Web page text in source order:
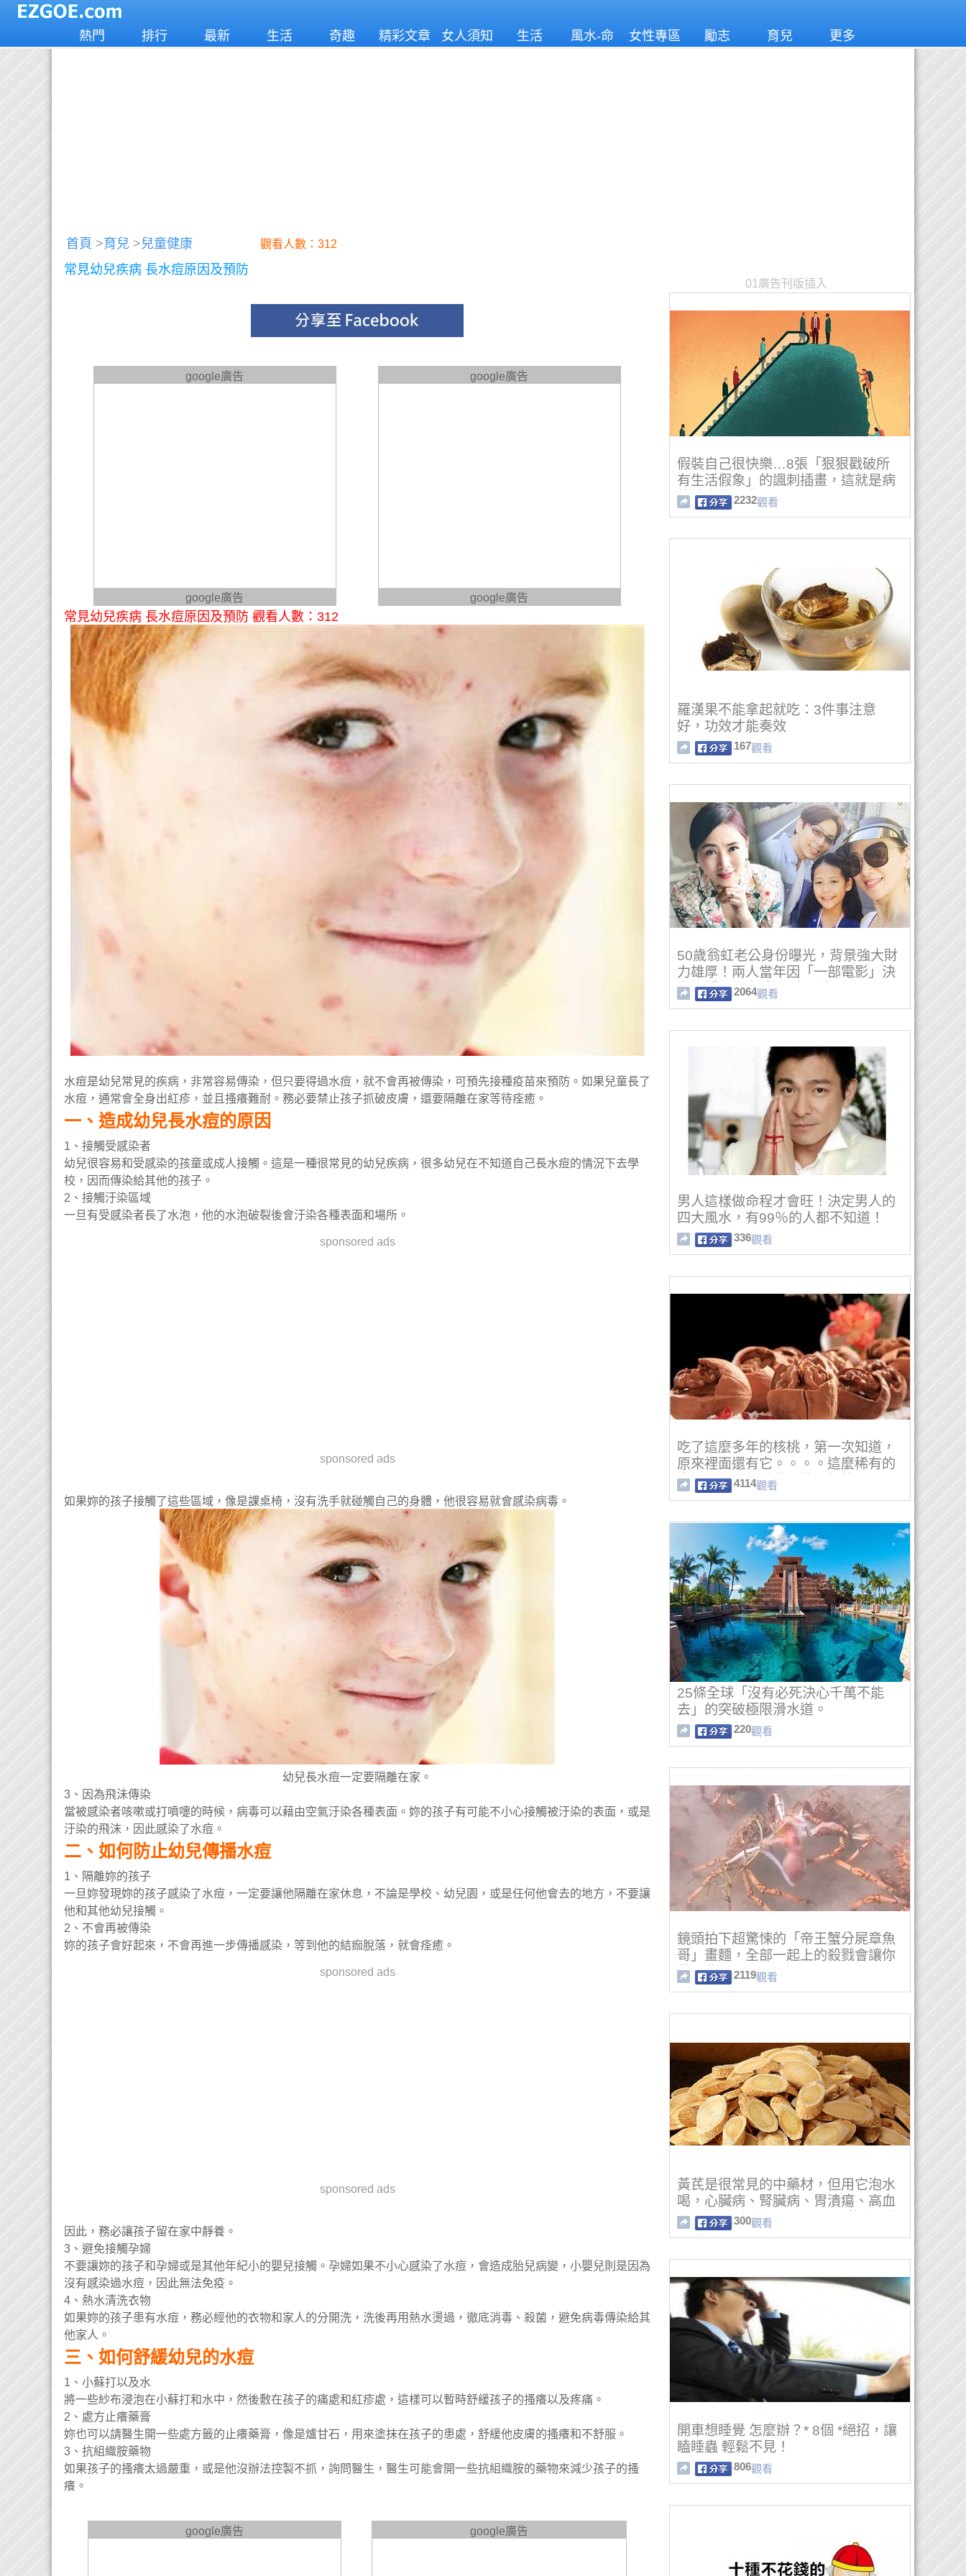
熱門 排行 最新 生活 奇趣 精彩文章 女人須知 生活
風水-命
女性專區 勵志 育兒 更多
首頁 >育兒 >兒童健康 觀看人數：312
常見幼兒疾病 長水痘原因及預防
google廣告
google廣告
google廣告
google廣告
常見幼兒疾病 長水痘原因及預防 觀看人數：312
水痘是幼兒常見的疾病，非常容易傳染，但只要得過水痘，就不會再被傳染，可預先接種疫苗來預防。如果兒童長了
水痘，通常會全身出紅疹，並且搔癢難耐。務必要禁止孩子抓破皮膚，還要隔離在家等待痊癒。
一、造成幼兒長水痘的原因
1、接觸受感染者
幼兒很容易和受感染的孩童或成人接觸。這是一種很常見的幼兒疾病，很多幼兒在不知道自己長水痘的情況下去學
校，因而傳染給其他的孩子。
2、接觸汙染區域
一旦有受感染者長了水泡，他的水泡破裂後會汙染各種表面和場所。
sponsored ads
sponsored ads
如果妳的孩子接觸了這些區域，像是課桌椅，沒有洗手就碰觸自己的身體，他很容易就會感染病毒。
幼兒長水痘一定要隔離在家。
3、因為飛沬傳染
當被感染者咳嗽或打噴嚏的時候，病毒可以藉由空氣汙染各種表面。妳的孩子有可能不小心接觸被汙染的表面，或是
汙染的飛沫，因此感染了水痘。
二、如何防止幼兒傳播水痘
1、隔離妳的孩子
一旦妳發現妳的孩子感染了水痘，一定要讓他隔離在家休息，不論是學校、幼兒園，或是任何他會去的地方，不要讓
他和其他幼兒接觸。
2、不會再被傳染
妳的孩子會好起來，不會再進一步傳播感染，等到他的結痂脫落，就會痊癒。
sponsored ads
sponsored ads
因此，務必讓孩子留在家中靜養。
3、避免接觸孕婦
不要讓妳的孩子和孕婦或是其他年紀小的嬰兒接觸。孕婦如果不小心感染了水痘，會造成胎兒病變，小嬰兒則是因為
沒有感染過水痘，因此無法免疫。
4、熱水清洗衣物
如果妳的孩子患有水痘，務必經他的衣物和家人的分開洗，洗後再用熱水燙過，徹底消毒、殺菌，避免病毒傳染給其
他家人。
三、如何舒緩幼兒的水痘
1、小蘇打以及水
將一些紗布浸泡在小蘇打和水中，然後敷在孩子的痛處和紅疹處，這樣可以暫時舒緩孩子的搔癢以及疼痛。
2、處方止癢藥膏
妳也可以請醫生開一些處方籤的止癢藥膏，像是爐甘石，用來塗抹在孩子的患處，舒緩他皮膚的搔癢和不舒服。
3、抗組織胺藥物
如果孩子的搔癢太過嚴重，或是他沒辦法控製不抓，詢問醫生，醫生可能會開一些抗組織胺的藥物來減少孩子的搔
癢。
google廣告 google廣告
01廣告刊版插入
假裝自己很快樂…8張「狠狠戳破所
有生活假象」的諷刺插畫，這就是病
態社會的現實
2232觀看
羅漢果不能拿起就吃：3件事注意
好，功效才能奏效
167觀看
50歲翁虹老公身份曝光，背景強大財
力雄厚！兩人當年因「一部電影」決
定閃婚，10年來恩愛不減！
2064觀看
男人這樣做命程才會旺！決定男人的
四大風水，有99％的人都不知道！
336觀看
吃了這麼多年的核桃，第一次知道，
原來裡面還有它。。。。這麼稀有的
東西呀，以後千萬不能再扔掉了
4114觀看
25條全球「沒有必死決心千萬不能
去」的突破極限滑水道。
220觀看
鏡頭拍下超驚悚的「帝王蟹分屍章魚
哥」畫麵，全部一起上的殺戮會讓你
做噩夢！2119觀看
黃芪是很常見的中藥材，但用它泡水
喝，心臟病、腎臟病、胃潰瘍、高血
壓、 糖尿病全好了呀！90％的人不知
300觀看
開車想睡覺 怎麼辦？* 8個 *絕招，讓
瞌睡蟲 輕鬆不見！
806觀看